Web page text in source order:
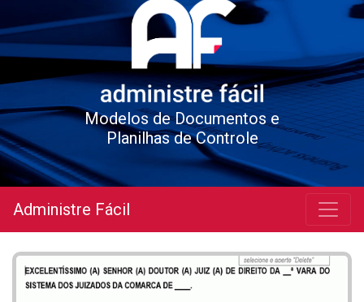
Modelos de Documentos e
Planilhas de Controle
Administre Fácil